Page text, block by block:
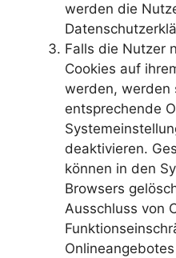
werden die
Falls die Nutzer
Cookies auf
werden, werden
entsprechende
deaktivieren.
können in den
Browsers
Ausschluss von